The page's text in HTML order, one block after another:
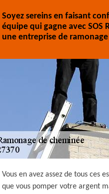
Soyez sereins en faisant
équipe qui gagne avec SOS
une entreprise de
Vous en avez assez de tous ces
que vous pomper votre argent